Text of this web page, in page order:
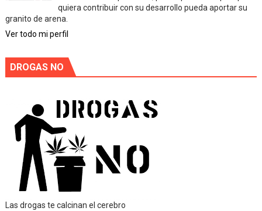
quiera contribuir con su desarrollo pueda aportar su
granito de arena.
Ver todo mi perfil
DROGAS NO
Las drogas te calcinan el cerebro